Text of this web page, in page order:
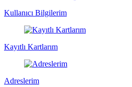
Kullanıcı Bilgilerim
Kayıtlı Kartlarım
Adreslerim